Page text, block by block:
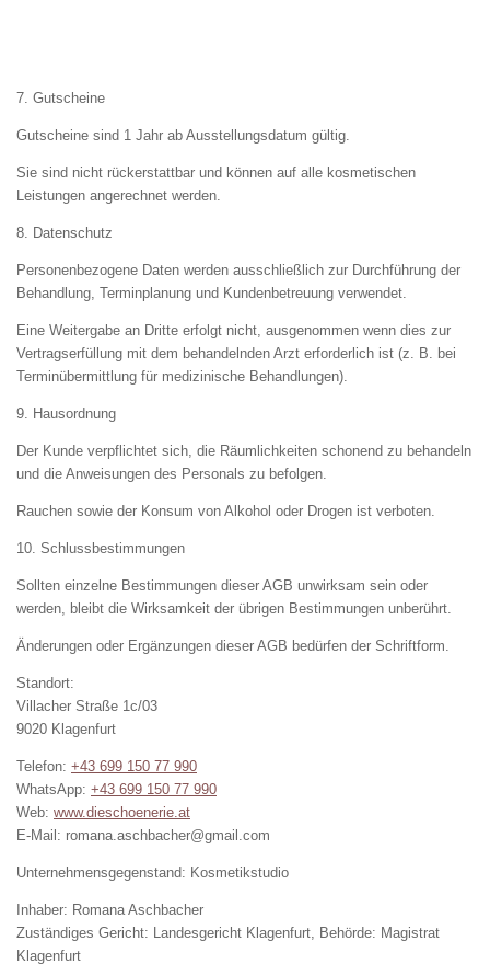
7. Gutscheine
Gutscheine sind 1 Jahr ab Ausstellungsdatum gültig.
Sie sind nicht rückerstattbar und können auf alle kosmetischen
Leistungen angerechnet werden.
8. Datenschutz
Personenbezogene Daten werden ausschließlich zur Durchführung der
Behandlung, Terminplanung und Kundenbetreuung verwendet.
Eine Weitergabe an Dritte erfolgt nicht, ausgenommen wenn dies zur
Vertragserfüllung mit dem behandelnden Arzt erforderlich ist (z. B. bei
Terminübermittlung für medizinische Behandlungen).
9. Hausordnung
Der Kunde verpflichtet sich, die Räumlichkeiten schonend zu behandeln
und die Anweisungen des Personals zu befolgen.
Rauchen sowie der Konsum von Alkohol oder Drogen ist verboten.
10. Schlussbestimmungen
Sollten einzelne Bestimmungen dieser AGB unwirksam sein oder
werden, bleibt die Wirksamkeit der übrigen Bestimmungen unberührt.
Änderungen oder Ergänzungen dieser AGB bedürfen der Schriftform.
Standort:
Villacher Straße 1c/03
9020 Klagenfurt
Telefon: +43 699 150 77 990
WhatsApp: +43 699 150 77 990
Web: www.dieschoenerie.at
E-Mail: romana.aschbacher@gmail.com
Unternehmensgegenstand: Kosmetikstudio
Inhaber: Romana Aschbacher
Zuständiges Gericht: Landesgericht Klagenfurt, Behörde: Magistrat
Klagenfurt